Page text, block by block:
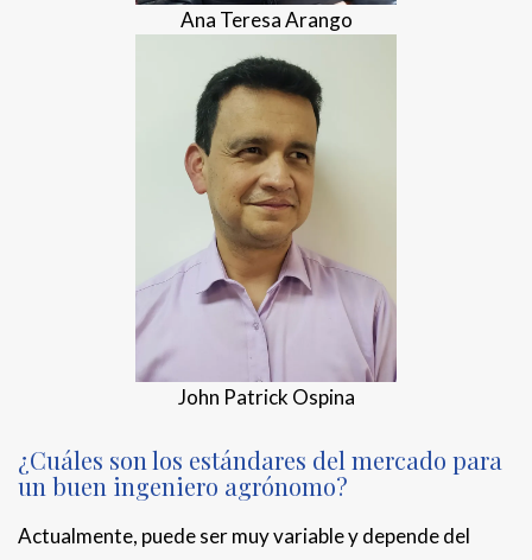
Ana Teresa Arango
John Patrick Ospina
¿Cuáles son los estándares del mercado para
un buen ingeniero agrónomo?
Actualmente, puede ser muy variable y depende del